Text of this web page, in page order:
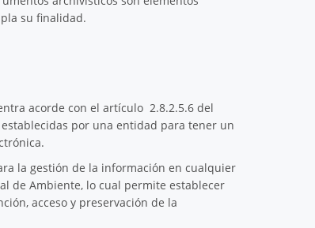
su finalidad.
acorde con el artículo 2.8.2.5.6 del
por una entidad para tener un
la gestión de la información en cualquier
de Ambiente, lo cual permite establecer
acceso y preservación de la